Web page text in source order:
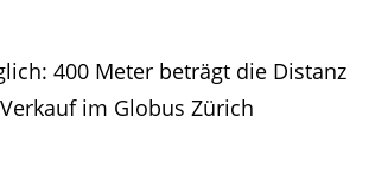
400 Meter beträgt die Distanz
im Globus Zürich